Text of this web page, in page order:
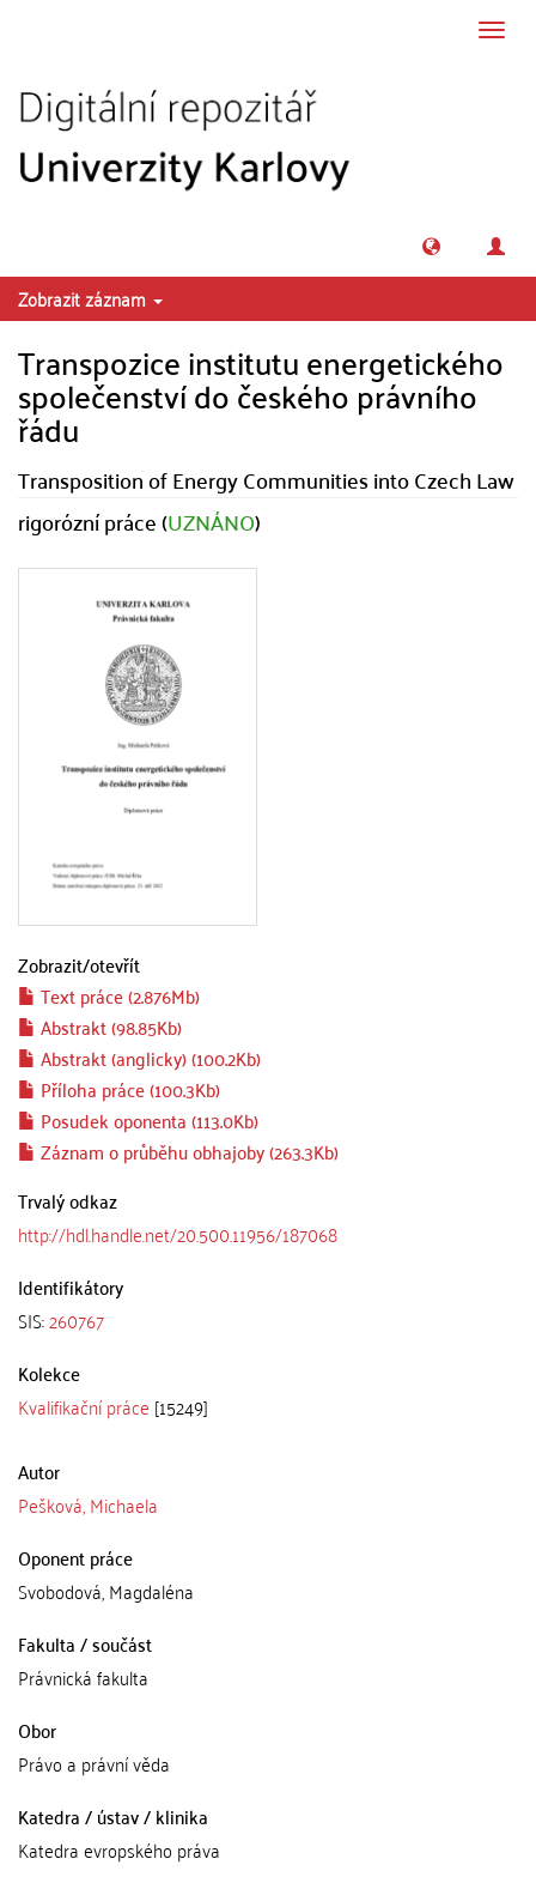
Zobrazit záznam
Transpozice institutu energetického
společenství do českého právního
řádu
Transposition of Energy Communities into Czech Law
rigorózní práce (UZNÁNO)
Zobrazit/otevřít
Text práce (2.876Mb)
Abstrakt (98.85Kb)
Abstrakt (anglicky) (100.2Kb)
Příloha práce (100.3Kb)
Posudek oponenta (113.0Kb)
Záznam o průběhu obhajoby (263.3Kb)
Trvalý odkaz
http://hdl.handle.net/20.500.11956/187068
Identifikátory
SIS:260767
Kolekce
Kvalifikační práce [15249]
Autor
Pešková, Michaela
Oponent práce
Svobodová, Magdaléna
Fakulta / součást
Právnická fakulta
Obor
Právo a právní věda
Katedra / ústav / klinika
Katedra evropského práva